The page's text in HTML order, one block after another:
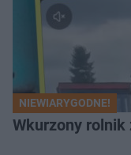
NIEWIARYGODNE!
Wkurzony rolnik